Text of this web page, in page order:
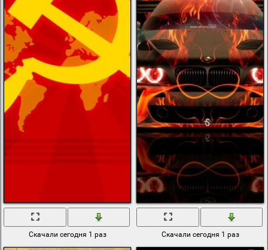
Скачали сегодня 1 раз Скачали сегодня 1 раз